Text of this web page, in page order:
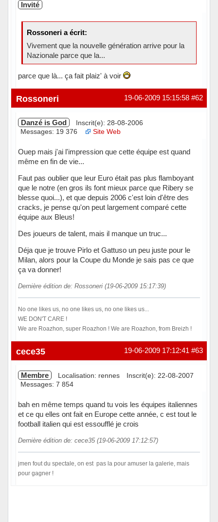
Invité
Rossoneri a écrit:
Vivement que la nouvelle génération arrive pour la
Nazionale parce que la...
parce que là... ça fait plaiz' à voir
#62
19-06-2009 15:15:58
Rossoneri
Danzé is God
Inscrit(e): 28-08-2006
Messages: 19 376
Site Web
Ouep mais j'ai l'impression que cette équipe est quand
même en fin de vie...
Faut pas oublier que leur Euro était pas plus flamboyant
que le notre (en gros ils font mieux parce que Ribery se
blesse quoi...), et que depuis 2006 c'est loin d'être des
cracks, je pense qu'on peut largement comparé cette
équipe aux Bleus!
Des joueurs de talent, mais il manque un truc...
Déja que je trouve Pirlo et Gattuso un peu juste pour le
Milan, alors pour la Coupe du Monde je sais pas ce que
ça va donner!
Dernière édition de: Rossoneri (19-06-2009 15:17:39)
No one likes us, no one likes us, no one likes us...
WE DON'T CARE !
We are Roazhon, super Roazhon ! We are Roazhon, from Breizh !
Hors ligne #63
19-06-2009 17:12:41
cece35
Membre Localisation: rennes
Inscrit(e): 22-08-2007
Messages: 7 854
bah en même temps quand tu vois les équipes italiennes
et ce qu elles ont fait en Europe cette année, c est tout le
football italien qui est essoufflé je crois
Dernière édition de: cece35 (19-06-2009 17:12:57)
jmen fout du spectale, on est pas la pour amuser la galerie, mais
pour gagner !